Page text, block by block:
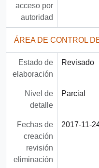
acceso por
autoridad
ÁREA DE CONTROL
Estado de
elaboración
Revisado
Nivel de
detalle
Parcial
Fechas de
creación
revisión
eliminación
2017-11-